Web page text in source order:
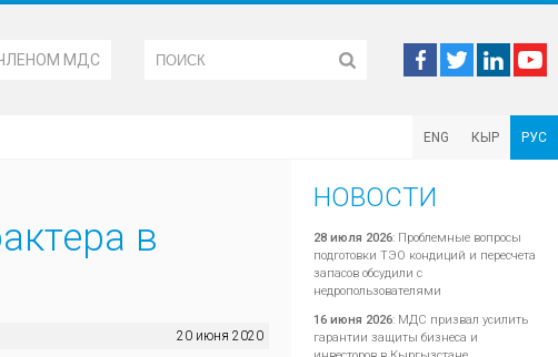
ENG КЫР РУС
МДС
в
20 июня 2020
НОВОСТИ
28 июля 2026: Проблемные вопросы
подготовки ТЭО кондиций и пересчета
запасов обсудили с
недропользователями
16 июня 2026: МДС призвал усилить
гарантии защиты бизнеса и